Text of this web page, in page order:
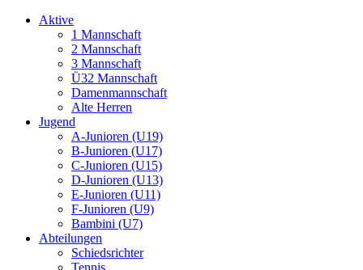
Aktive
1 Mannschaft
2 Mannschaft
3 Mannschaft
Ü32 Mannschaft
Damenmannschaft
Alte Herren
Jugend
A-Junioren (U19)
B-Junioren (U17)
C-Junioren (U15)
D-Junioren (U13)
E-Junioren (U11)
F-Junioren (U9)
Bambini (U7)
Abteilungen
Schiedsrichter
Tennis